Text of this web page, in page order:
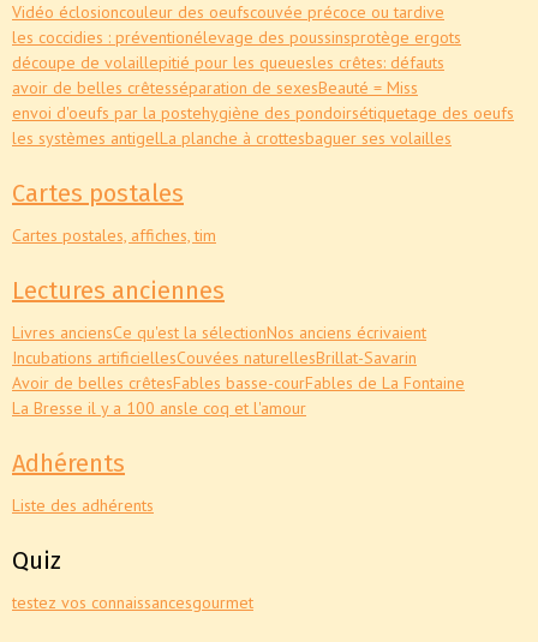
Vidéo éclosioncouleur des oeufscouvée précoce ou tardive
les coccidies : préventionélevage des poussinsprotège ergots
découpe de volaillepitié pour les queuesles crêtes: défauts
avoir de belles crêtesséparation de sexesBeauté = Miss
envoi d'oeufs par la postehygiène des pondoirsétiquetage des oeufs
les systèmes antigelLa planche à crottesbaguer ses volailles
Cartes postales
Cartes postales, affiches, tim
Lectures anciennes
Livres anciensCe qu'est la sélectionNos anciens écrivaient
Incubations artificiellesCouvées naturellesBrillat-Savarin
Avoir de belles crêtesFables basse-courFables de La Fontaine
La Bresse il y a 100 ansle coq et l'amour
Adhérents
Liste des adhérents
Quiz
testez vos connaissancesgourmet